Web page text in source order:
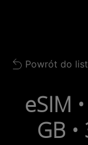
Back to list
Powrót do
eSIM
GB